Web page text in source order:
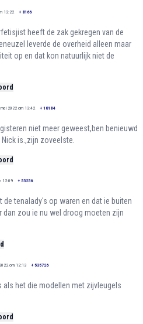
12:22 + 8166
heeft de zak gekregen van de
leverde de overheid alleen maar
op en dat kon natuurlijk niet de
mei 2022 om 13:42 + 18184
niet meer geweest,ben benieuwd
is.,zijn zoveelste.
12:09 + 53256
de tenalady's op waren en dat ie buiten
dan zou ie nu wel droog moeten zijn
om 12:13 + 535726
als het die modellen met zijvleugels